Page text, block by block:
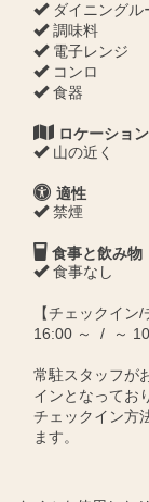
ダイニングル
調味料
電子レンジ
コンロ
食器
ロケーション
山の近く
適性
禁煙
食事と飲み物
食事なし
【チェックイン
16:00 ～ / ～
常駐スタッフが
インとなってお
チェックイン方
ます。